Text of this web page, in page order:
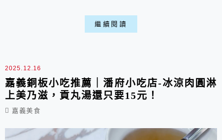
麵條，淋上濃郁芝麻醬與特製美乃滋，鹹甜交織的
滑順滋味，在炎炎夏日裡吃上一口，瞬間暑氣全
道一定要再配上一碗料多實在的香菇肉羹，那種大
口吃麵、大口喝湯的滿足感，就是最道地的嘉義式
下午...
繼續閱讀
2025.12.16
嘉義銅板小吃推薦｜潘府小吃店-冰涼肉圓淋
上美乃滋，貢丸湯還只要15元！
嘉義美食